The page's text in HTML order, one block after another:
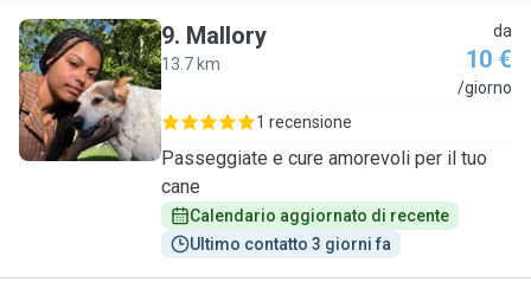
M
9. Mallory
13.7 km
da
10 €
/giorno
1 recensione
Passeggiate e cure amorevoli per il tuo
cane
Calendario aggiornato di recente
Ultimo contatto 3 giorni fa